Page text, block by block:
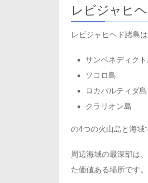
レビジャヒ
レビジャヒヘド諸島
サンベネディクト
ソコロ島
ロカパルティダ島
クラリオン島
の4つの火山島と海域
周辺海域の最深部は
た価値ある場所です。